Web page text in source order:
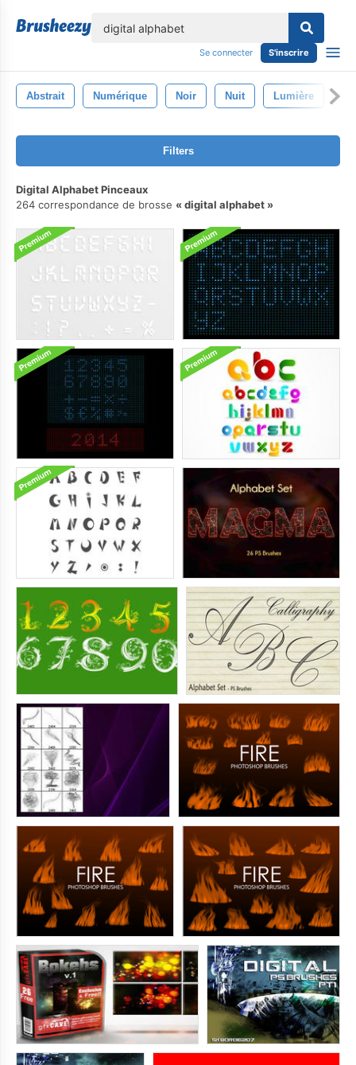
Se connecter S'inscrire
Abstrait Numérique Noir Nuit Lumière
Filters
Digital Alphabet Pinceaux
264 correspondance de brosse
digital alphabet